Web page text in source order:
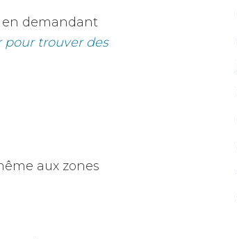
en demandant
pour trouver des
aux zones